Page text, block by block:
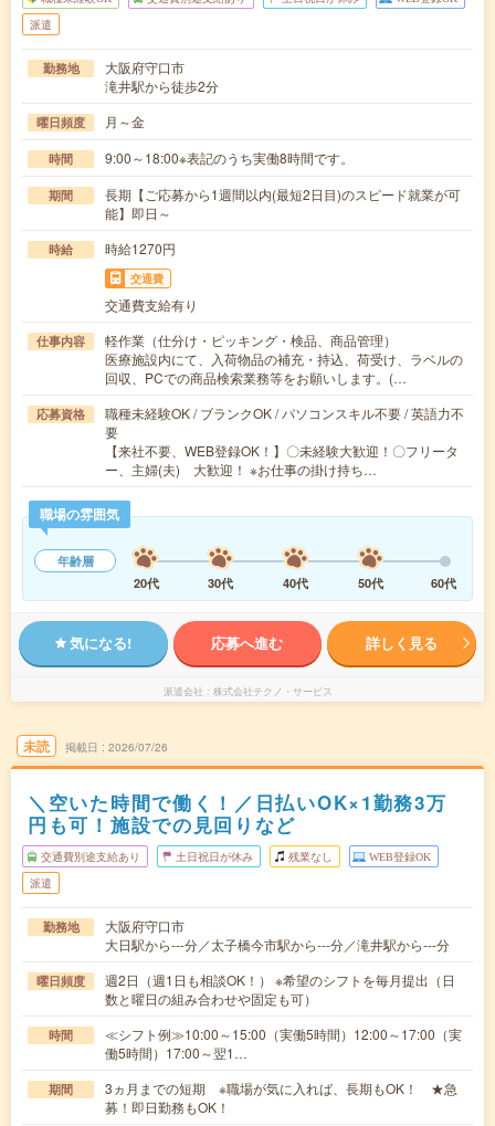
派遣
勤務地
大阪府守口市
滝井駅から徒歩2分
曜日頻度 月～金
時間 9:00～18:00※表記のうち実働8時間です。
期間
長期【ご応募から1週間以内(最短2日目)のスピード就業が可
能】即日～
時給 時給1270円
交通費
交通費支給有り
仕事内容
軽作業（仕分け・ピッキング・検品、商品管理）
医療施設内にて、入荷物品の補充・持込、荷受け、ラベルの
回収、PCでの商品検索業務等をお願いします。(…
応募資格
職種未経験OK / ブランクOK / パソコンスキル不要 / 英語力不
要
【来社不要、WEB登録OK！】〇未経験大歓迎！〇フリータ
ー、主婦(夫) 大歓迎！ ※お仕事の掛け持ち…
職場の雰囲気
年齢層
20代
30代 40代 50代 60代
気になる! 応募へ進む 詳しく見る
派遣会社 株式会社テクノ・サービス
未読 掲載日 2026/07/26
＼空いた時間で働く！／日払いOK×1勤務3万
円も可！施設での見回りなど
交通費別途支給あり 土日祝日が休み 残業なし WEB登録OK
派遣
勤務地
大阪府守口市
大日駅から---分／太子橋今市駅から---分／滝井駅から---分
曜日頻度
週2日（週1日も相談OK！） ※希望のシフトを毎月提出（日
数と曜日の組み合わせや固定も可）
時間
≪シフト例≫10:00～15:00（実働5時間）12:00～17:00（実
働5時間）17:00～翌1…
期間
3ヵ月までの短期 ※職場が気に入れば、長期もOK！ ★急
募！即日勤務もOK！